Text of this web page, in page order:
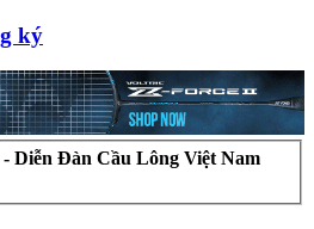
ký
Diễn Đàn Cầu Lông Việt Nam